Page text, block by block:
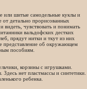
или шитые самодельные куклы и
детально прорисованных
видеть, чувствовать и понимать
вальдофских дестких
прядут нитки и ткут из них
представление об окружающем
пособиям.
корзины с игрушками.
нет пластмассы и синтетики.
ребенка.